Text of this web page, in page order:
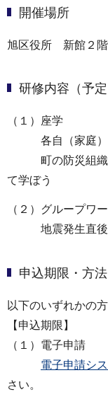
開催場所
旭区役所 新館２階
研修内容（予定
（１）座学
各自（家庭）で
町の防災組織の
て学ぼう
（２）グループワ
地震発生直後の
申込期限・方法
以下のいずれかの
【申込期限】
（１）電子申請
電子申請シ
さい。